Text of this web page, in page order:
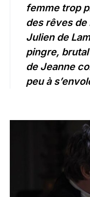
femme trop
des rêves de
Julien de
pingre,
de Jeanne
peu à